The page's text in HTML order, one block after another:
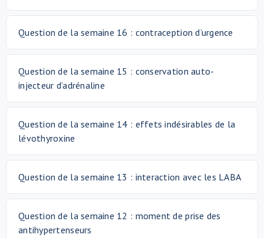
Question de la semaine 16 : contraception d’urgence
Question de la semaine 15 : conservation auto-
injecteur d’adrénaline
Question de la semaine 14 : effets indésirables de la
lévothyroxine
Question de la semaine 13 : interaction avec les LABA
Question de la semaine 12 : moment de prise des
antihypertenseurs